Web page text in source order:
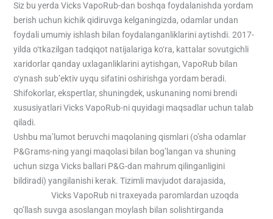
Siz bu yerda Vicks VapoRub-dan boshqa foydalanishda yordam
berish uchun kichik qidiruvga kelganingizda, odamlar undan
foydali umumiy ishlash bilan foydalanganliklarini aytishdi. 2017-
yilda o‘tkazilgan tadqiqot natijalariga ko‘ra, kattalar sovutgichli
xaridorlar qanday uxlaganliklarini aytishgan, VapoRub bilan
o‘ynash sub’ektiv uyqu sifatini oshirishga yordam beradi.
Shifokorlar, ekspertlar, shuningdek, uskunaning nomi brendi
xususiyatlari Vicks VapoRub-ni quyidagi maqsadlar uchun talab
qiladi.
Ushbu ma’lumot beruvchi maqolaning qismlari (o’sha odamlar
P&Grams-ning yangi maqolasi bilan bog’langan va shuning
uchun sizga Vicks ballari P&G-dan mahrum qilinganligini
bildiradi) yangilanishi kerak. Tizimli mavjudot darajasida,
Vicks VapoRub ni traxeyada paromlardan uzoqda
qo’llash suvga asoslangan moylash bilan solishtirganda